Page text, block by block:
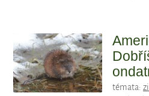
témata: